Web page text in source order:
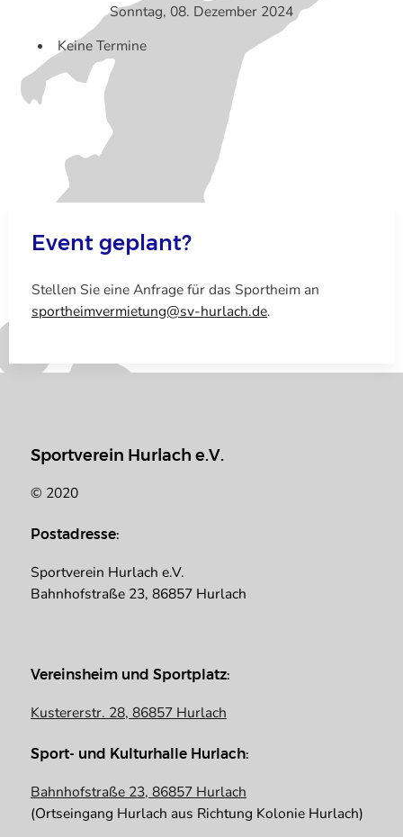
Sonntag, 08. Dezember 2024
Keine Termine
Event geplant?
Stellen Sie eine Anfrage für das Sportheim an
sportheimvermietung@sv-hurlach.de.
Sportverein Hurlach e.V.
© 2020
Postadresse:
Sportverein Hurlach e.V.
Bahnhofstraße 23, 86857 Hurlach
Vereinsheim und Sportplatz:
Kustererstr. 28, 86857 Hurlach
Sport- und Kulturhalle Hurlach:
Bahnhofstraße 23, 86857 Hurlach
(Ortseingang Hurlach aus Richtung Kolonie Hurlach)